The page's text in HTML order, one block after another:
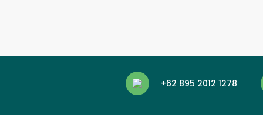
+62 895 2012 1278